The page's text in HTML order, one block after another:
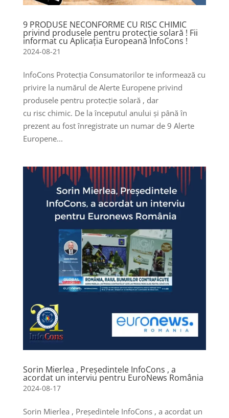
9 PRODUSE NECONFORME CU RISC CHIMIC
privind produsele pentru protecție solară ! Fii
informat cu Aplicația Europeană InfoCons !
2024-08-21
InfoCons Protecția Consumatorilor te informează cu
privire la numărul de Alerte Europene privind
produsele pentru protecție solară , dar
cu risc chimic. De la începutul anului și până în
prezent au fost înregistrate un numar de 9 Alerte
Europene...
Sorin Mierlea , Președintele InfoCons , a
acordat un interviu pentru EuroNews România
2024-08-17
Sorin Mierlea , Președintele InfoCons , a acordat un